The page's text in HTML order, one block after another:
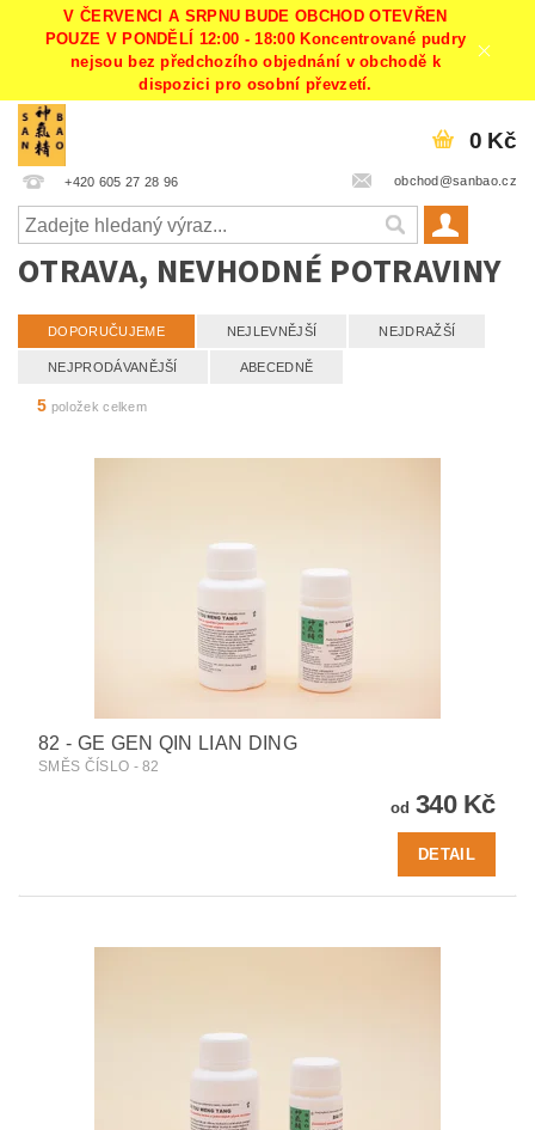
V ČERVENCI A SRPNU BUDE OBCHOD OTEVŘEN
POUZE V PONDĚLÍ 12:00 - 18:00 Koncentrované pudry
nejsou bez předchozího objednání v obchodě k
dispozici pro osobní převzetí.
+420 605 27 28 96 obchod@sanbao.cz
0 Kč
OTRAVA, NEVHODNÉ POTRAVINY
DOPORUČUJEME NEJLEVNĚJŠÍ NEJDRAŽŠÍ
NEJPRODÁVANĚJŠÍ ABECEDNĚ
5 položek celkem
82 - GE GEN QIN LIAN DING
SMĚS ČÍSLO - 82
od 340 Kč
DETAIL